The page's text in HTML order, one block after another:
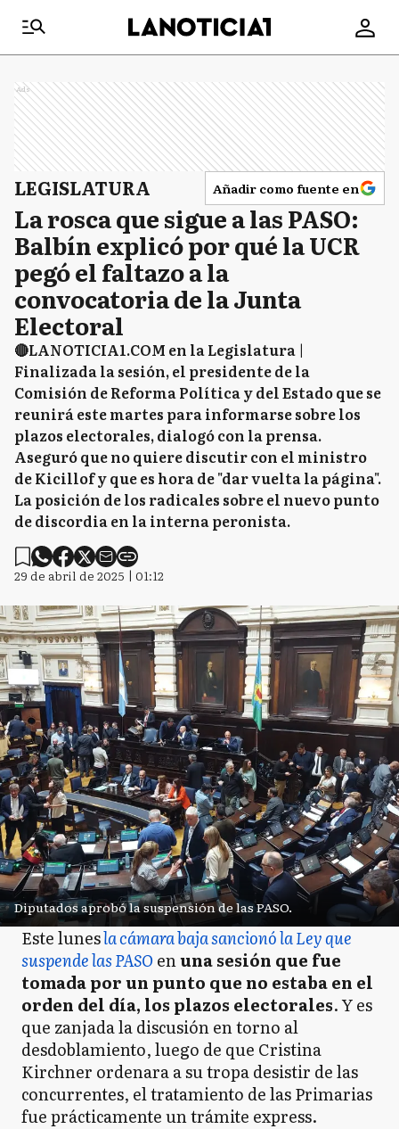
Ads
LEGISLATURA Añadir como fuente en
La rosca que sigue a las PASO:
Balbín explicó por qué la UCR
pegó el faltazo a la
convocatoria de la Junta
Electoral
🔴LANOTICIA1.COM en la Legislatura |
Finalizada la sesión, el presidente de la
Comisión de Reforma Política y del Estado que se
reunirá este martes para informarse sobre los
plazos electorales, dialogó con la prensa.
Aseguró que no quiere discutir con el ministro
de Kicillof y que es hora de "dar vuelta la página".
La posición de los radicales sobre el nuevo punto
de discordia en la interna peronista.
29 de abril de 2025 | 01:12
Diputados aprobó la suspensión de las PASO.
Este lunesla cámara baja sancionó la Ley que
suspende las PASO enuna sesión que fue
tomada por un punto que no estaba en el
orden del día, los plazos electorales. Y es
que zanjada la discusión en torno al
desdoblamiento, luego de que Cristina
Kirchner ordenara a su tropa desistir de las
concurrentes, el tratamiento de las Primarias
fue prácticamente un trámite express.